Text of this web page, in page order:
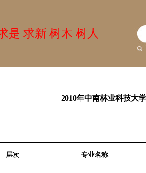
是 求新 树木 树人
2010年中南林业科技大
层次 专业名称